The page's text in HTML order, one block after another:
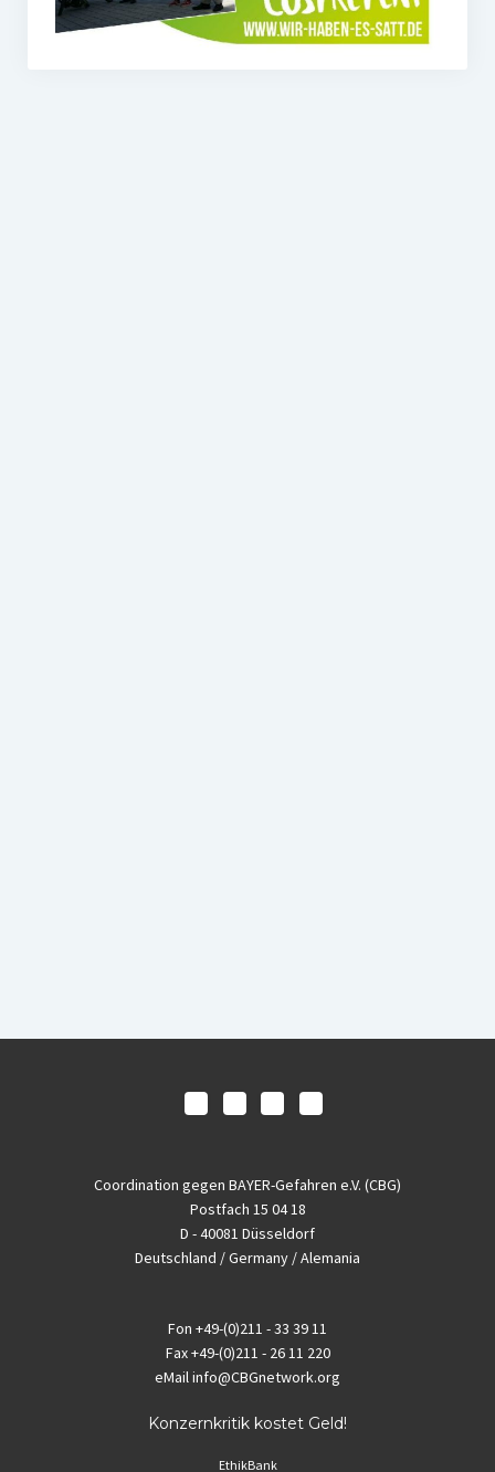
Coordination gegen BAYER-Gefahren e.V. (CBG)
Postfach 15 04 18
D - 40081 Düsseldorf
Deutschland / Germany / Alemania
Fon +49-(0)211 - 33 39 11
Fax+49-(0)211 - 26 11 220
eMailinfo@CBGnetwork.org
Konzernkritik kostet Geld!
EthikBank